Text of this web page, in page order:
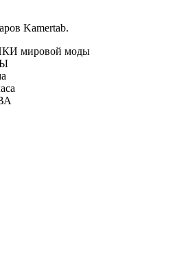
Kamertab.
мировой моды